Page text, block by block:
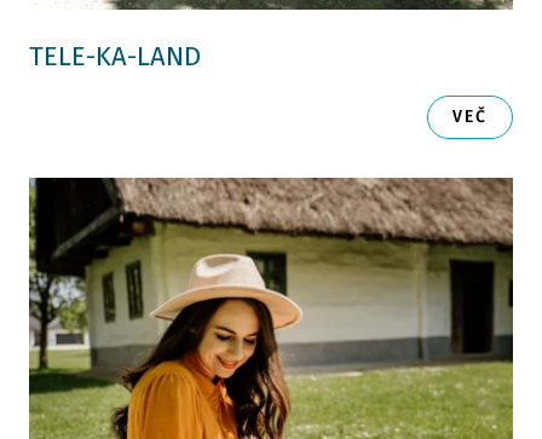
TELE-KA-LAND
VEČ